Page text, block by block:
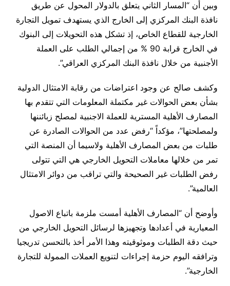
وبين أن “المسار الثاني يتعلق بالدولار المحول عن طريق
نافذة البنك المركزي إلى الخارج الذي يستهدف تمويل التجارة
الخارجية للقطاع الخاص، إذ تشكل هذه التحويلات إلى البنوك
في الخارج قرابة 90 %‎؜ من إجمالي الطلب على العملة
الأجنبية من خلال نافذة البنك المركزي العراقي”.
وكشف صالح عن وجود اعتراضات من رقابة الامتثال الدولية
بشأن بعض الحوالات غير مكتملة المعلومات التي تتقدم بها
المصارف الأهلية المسترية للعملة الاجنبية لمصلح زبائننها
ولمصلحتها”، مؤكداً “رفض عدد من الحوالات الصادرة عن
طلبات من بعض المصارف الأهلية ولاسيما أن المنصة التي
تمر من خلالها معاملات التحويل الخارجي هي التي تتولى
رفض الطلبات غير الصحيحة والتي تراقب من دوائر الامتثال
العالمية”.
وأوضح أن “المصارف الأهلية أمست ملزمة باتباع الاصول
المعيارية في أعدادها وتجهيزها لرسائل التحويل الخارجي من
حيث دقة الطلبات وموثوقيته وهذا الأمر أخذ بالتحسن تدريجيا
وترافقه اليوم حزمة إجراءات لتنويع العملات الممولة للتجارة
الخارجية”.